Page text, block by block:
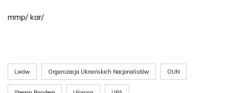
mmp/ kar/
Lwów Organizacja Ukraińskich Nacjonalistów OUN